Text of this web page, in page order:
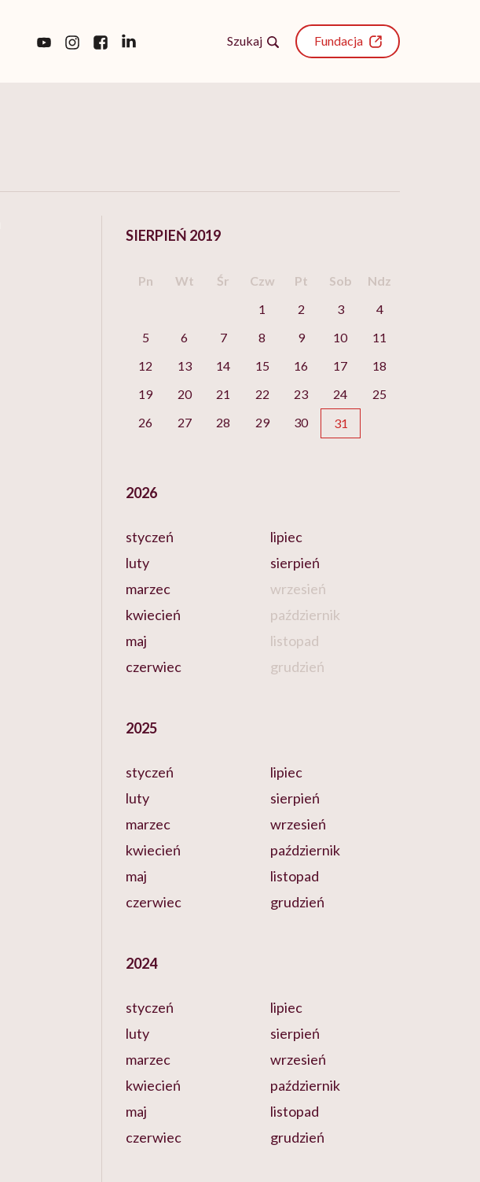
Szukaj Fundacja
SIERPIEŃ 2019
Pn Wt Śr Czw Pt Sob
Ndz
1
2 3
4
5
6 7 8 9 10
11
12
13 14 15 16 17
18
19
20 21 22 23 24
25
26
27 28 29 30 31
2026
styczeń
luty
marzec
kwiecień
maj
czerwiec
lipiec
sierpień
wrzesień
październik
listopad
grudzień
2025
styczeń
luty
marzec
kwiecień
maj
czerwiec
lipiec
sierpień
wrzesień
październik
listopad
grudzień
2024
styczeń
luty
marzec
kwiecień
maj
czerwiec
lipiec
sierpień
wrzesień
październik
listopad
grudzień